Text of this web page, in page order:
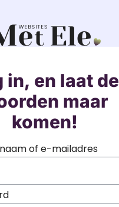
in, en laat de
maar
komen!
of e-mailadres